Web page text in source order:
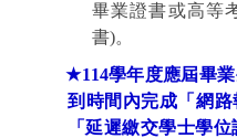
畢業證書或高等
書)。
★114學年度應屆畢
到時間內完成「網
「延遲繳交學士學位